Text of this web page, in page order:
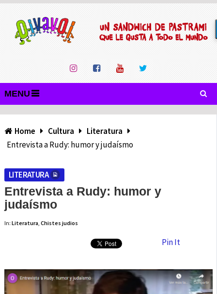
MENU
Home Cultura
Literatura
Entrevista a Rudy: humor y judaísmo
LITERATURA
Entrevista a Rudy: humor y
judaísmo
In: Literatura, Chistes judios
Pin It